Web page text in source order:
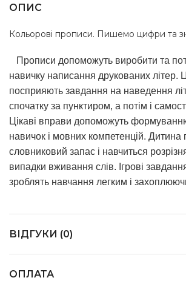
ОПИС
Кольорові прописи. Пишемо цифри та
Прописи допоможуть виробити та
навичку написання друкованих літер.
посприяють завдання на наведення
спочатку за пунктиром, а потім і
Цікаві вправи допоможуть
навичок і мовних компетенцій. Дитина
словниковий запас і навчиться
випадки вживання слів. Ігрові
зроблять навчання легким і
ВІДГУКИ (0)
ОПЛАТА